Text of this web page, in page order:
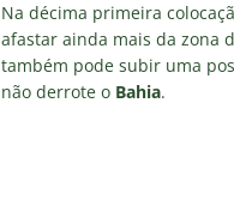
do Brasil 2026
[ 5 de agosto
Na décima primeira
afastar ainda mais da zona
também pode subir uma
não derrote o Bahia.